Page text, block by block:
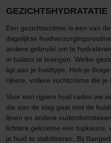
GEZICHTSHYDRATATIE
Een gezichtscrème is een van
dagelijkse
andere gebruikt om te
in balans te brengen. Welke
ligt aan je huidtype. Heb je
rijkere, vollere vochtcrème die je
Voor een rijpere huid raden we
die aan de slag gaat met de
lijnen en andere
lichtere gelcrème een topkeuze,
je huid te stabiliseren. Bij